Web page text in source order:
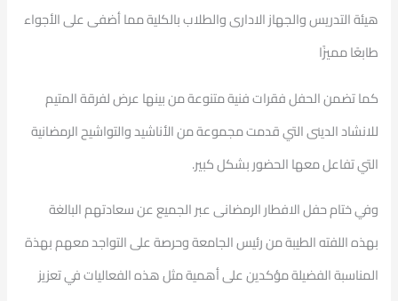
هيئة التدريس والجهاز الادارى والطلاب بالكلية مما أضفى على الأجواء
طابعًا مميزًا
كما تضمن الحفل فقرات فنية متنوعة من بينها عرض لفرقة المتيم
للانشاد الدينى التي قدمت مجموعة من الأناشيد والتواشيح الرمضانية
التي تفاعل معها الحضور بشكل كبير.
وفي ختام حفل الافطار الرمضانى عبر الجميع عن سعادتهم البالغة
بهذه اللفته الطيبة من رئيس الجامعة وحرصة على التواجد معهم بهذة
المناسبة الفضيلة مؤكدين على أهمية مثل هذه الفعاليات في تعزيز